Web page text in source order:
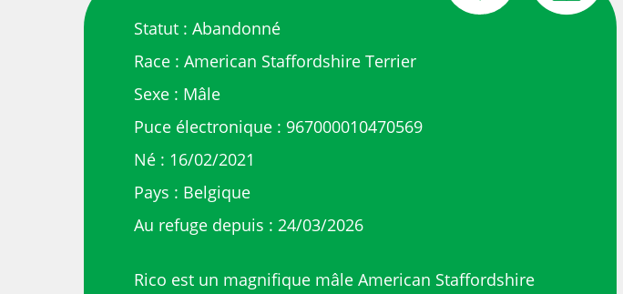
Statut : Abandonné
Race : American Staffordshire Terrier
Sexe : Mâle
Puce électronique : 967000010470569
Né : 16/02/2021
Pays : Belgique
Au refuge depuis : 24/03/2026
Rico est un magnifique mâle American Staffordshire